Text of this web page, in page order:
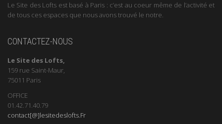
Le Site des Lofts est basé à Paris : c’est au coeur même de l’activité et
de tous ces espaces que nous avons trouvé le notre.
CONTACTEZ-NOUS
Le Site des Lofts,
159 rue Saint-Maur,
75011 Paris
OFFICE
01.42.71.40.79
contact[@]lesitedeslofts.Fr